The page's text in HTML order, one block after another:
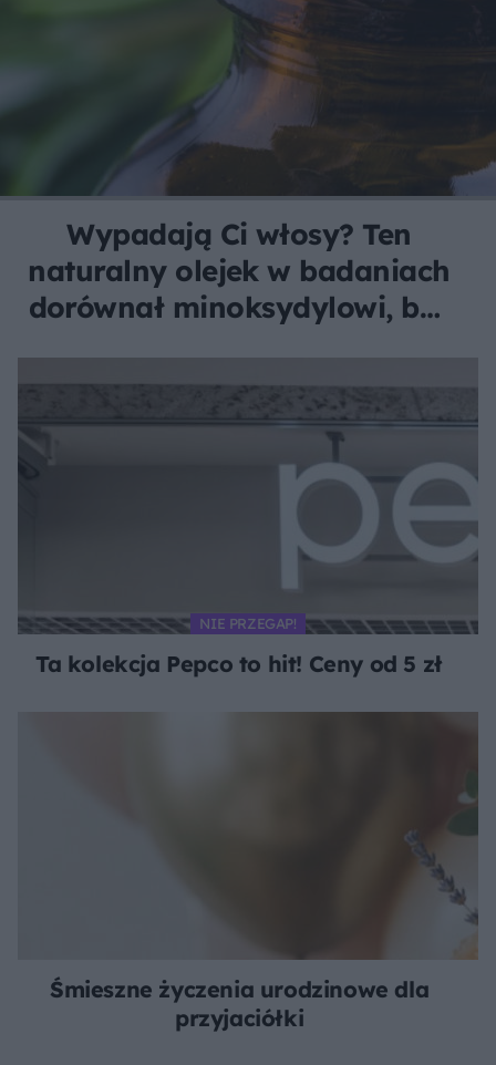
Wypadają Ci włosy? Ten
naturalny olejek w badaniach
dorównał minoksydylowi, bez
NIE PRZEGAP!
Ta kolekcja Pepco to hit! Ceny od 5 zł
Śmieszne życzenia urodzinowe dla
przyjaciółki